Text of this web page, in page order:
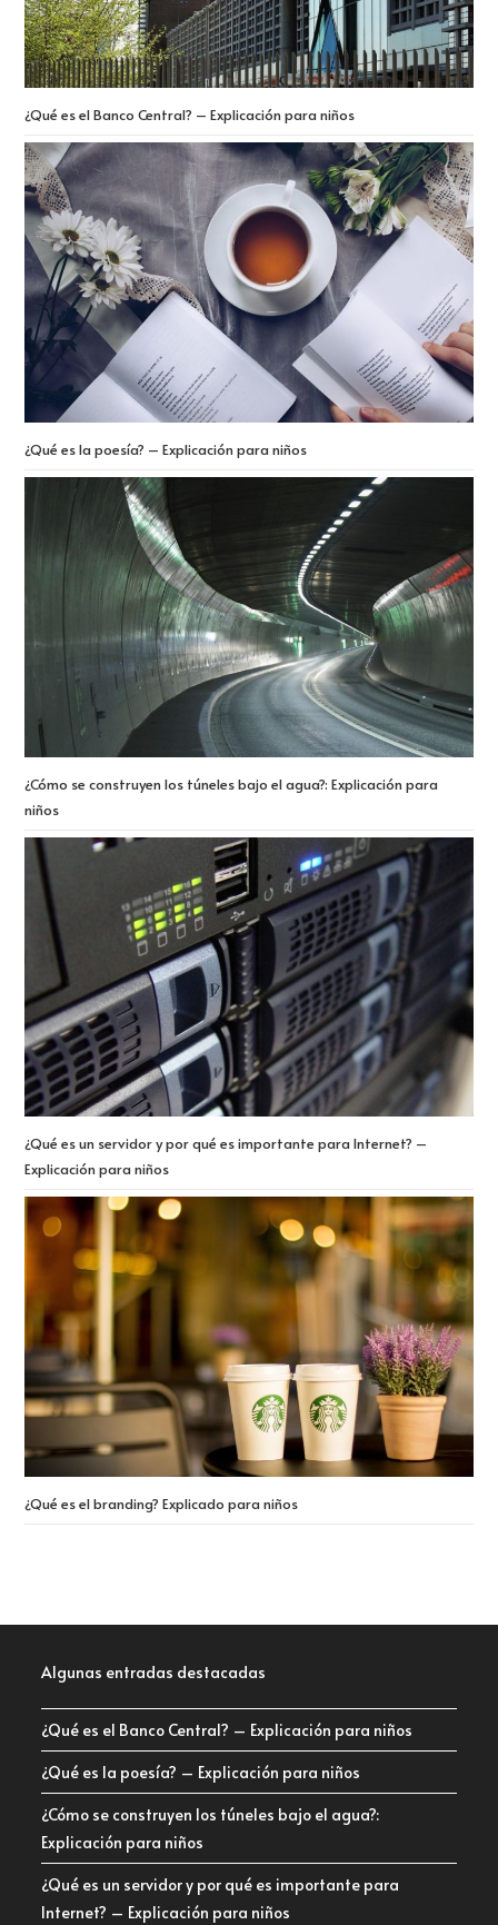
¿Qué es el Banco Central? – Explicación para niños
¿Qué es la poesía? – Explicación para niños
¿Cómo se construyen los túneles bajo el agua?: Explicación para
niños
¿Qué es un servidor y por qué es importante para Internet? –
Explicación para niños
¿Qué es el branding? Explicado para niños
Algunas entradas destacadas
¿Qué es el Banco Central? – Explicación para niños
¿Qué es la poesía? – Explicación para niños
¿Cómo se construyen los túneles bajo el agua?:
Explicación para niños
¿Qué es un servidor y por qué es importante para
Internet? – Explicación para niños